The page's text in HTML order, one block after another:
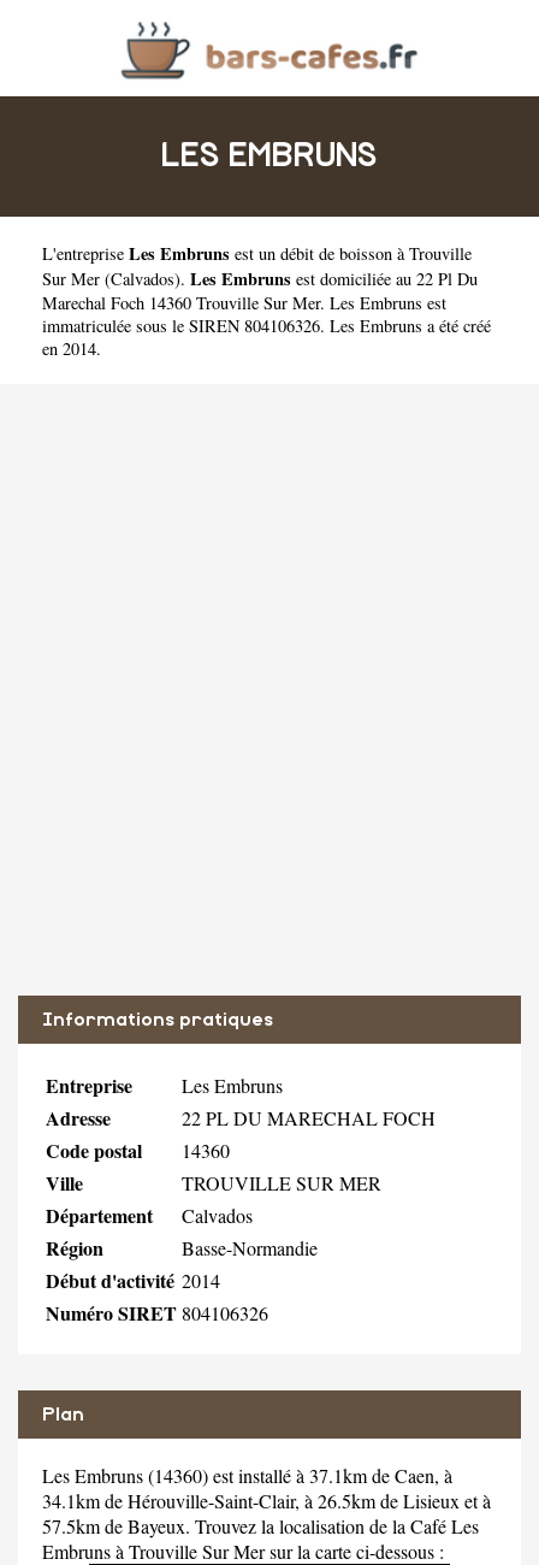
LES EMBRUNS
L'entreprise Les Embruns est un débit de boisson à Trouville
Sur Mer (Calvados). Les Embruns est domiciliée au 22 Pl Du
Marechal Foch 14360 Trouville Sur Mer. Les Embruns est
immatriculée sous le SIREN 804106326. Les Embruns a été créé
en 2014.
Informations pratiques
Entreprise Les Embruns
Adresse 22 PL DU MARECHAL FOCH
Code postal 14360
Ville TROUVILLE SUR MER
Département Calvados
Région Basse-Normandie
Début d'activité 2014
Numéro SIRET 804106326
Plan
Les Embruns (14360) est installé à 37.1km de Caen, à
34.1km de Hérouville-Saint-Clair, à 26.5km de Lisieux et à
57.5km de Bayeux. Trouvez la localisation de la Café Les
Embruns à Trouville Sur Mer sur la carte ci-dessous :